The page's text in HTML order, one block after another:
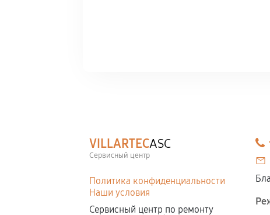
VILLARTECASC
Сервисный центр
Политика конфиденциальности
Наши условия
Сервисный центр по ремонту